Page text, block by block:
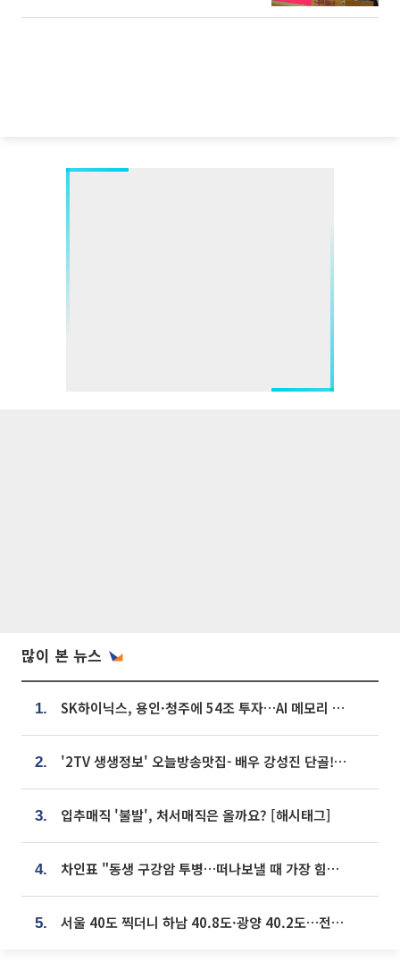
많이 본 뉴스
1. SK하이닉스, 용인·청주에 54조 투자…AI 메모리 생산기지 키운다
2. '2TV 생생정보' 오늘방송맛집- 배우 강성진 단골! 쌀국수ㆍ푸팟퐁 커리 맛집 '블○○○'
3. 입추매직 '불발', 처서매직은 올까요? [해시태그]
4. 차인표 "동생 구강암 투병…떠나보낼 때 가장 힘들었다”
5. 서울 40도 찍더니 하남 40.8도·광양 40.2도…전국 '펄펄'